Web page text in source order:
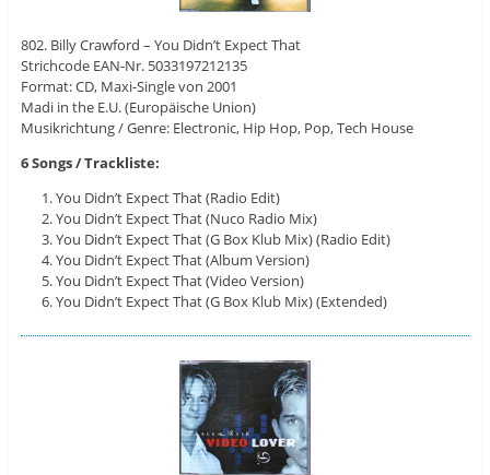
802. Billy Crawford – You Didn’t Expect That
Strichcode EAN-Nr. 5033197212135
Format: CD, Maxi-Single von 2001
Madi in the E.U. (Europäische Union)
Musikrichtung / Genre: Electronic, Hip Hop, Pop, Tech House
6 Songs / Trackliste:
You Didn’t Expect That (Radio Edit)
You Didn’t Expect That (Nuco Radio Mix)
You Didn’t Expect That (G Box Klub Mix) (Radio Edit)
You Didn’t Expect That (Album Version)
You Didn’t Expect That (Video Version)
You Didn’t Expect That (G Box Klub Mix) (Extended)